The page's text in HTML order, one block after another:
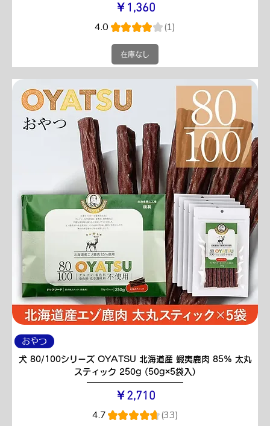
価格
￥1,360
4.0 ★★★★★ 1
1
在庫なし
おやつ
犬 80/100シリーズ OYATSU 北海道産 蝦夷鹿肉 85% 太丸
スティック 250g (50g×5袋入)
価格
￥2,710
4.7★★★★★ 33
33